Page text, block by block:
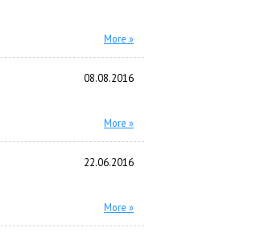
More »
08.08.2016
More »
22.06.2016
More »